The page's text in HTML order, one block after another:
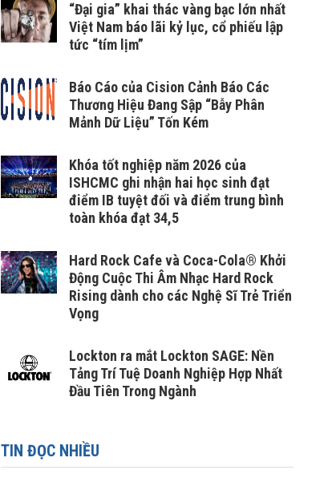
“Đại gia” khai thác vàng bạc lớn nhất
Việt Nam báo lãi kỷ lục, cổ phiếu lập
tức “tím lịm”
Báo Cáo của Cision Cảnh Báo Các
Thương Hiệu Đang Sập “Bẫy Phân
Mảnh Dữ Liệu” Tốn Kém
Khóa tốt nghiệp năm 2026 của
ISHCMC ghi nhận hai học sinh đạt
điểm IB tuyệt đối và điểm trung bình
toàn khóa đạt 34,5
Hard Rock Cafe và Coca-Cola® Khởi
Động Cuộc Thi Âm Nhạc Hard Rock
Rising dành cho các Nghệ Sĩ Trẻ Triển
Vọng
Lockton ra mắt Lockton SAGE: Nền
Tảng Trí Tuệ Doanh Nghiệp Hợp Nhất
Đầu Tiên Trong Ngành
TIN ĐỌC NHIỀU